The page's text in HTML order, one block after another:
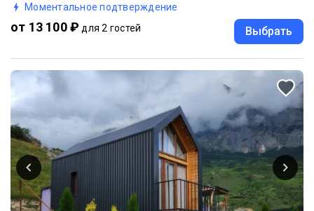
Моментальное подтверждение
от 13 100 ₽ для 2 гостей Выбрать